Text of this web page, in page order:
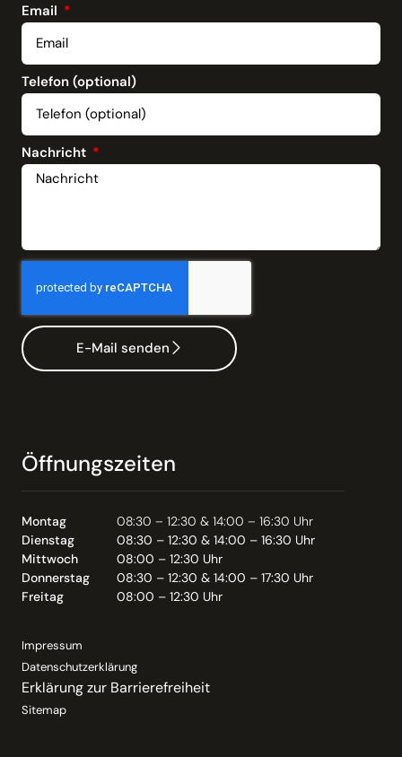
Email
Telefon (optional)
Nachricht
E-Mail senden
Öffnungszeiten
Montag
08:30 – 12:30 & 14:00 – 16:30 Uhr
Dienstag
08:30 – 12:30 & 14:00 – 16:30 Uhr
Mittwoch
08:00 – 12:30 Uhr
Donnerstag
08:30 – 12:30 & 14:00 – 17:30 Uhr
Freitag
08:00 – 12:30 Uhr
Impressum
Datenschutzerklärung
Erklärung zur Barrierefreiheit
Sitemap